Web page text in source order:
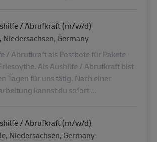
/ Abrufkraft (m/w/d)
Niedersachsen, Germany
/ Abrufkraft als Postbote für Pakete
Als Aushilfe / Abrufkraft bist
Tagen für uns tätig. Nach einer
kannst du sofort ...
/ Abrufkraft (m/w/d)
Niedersachsen, Germany